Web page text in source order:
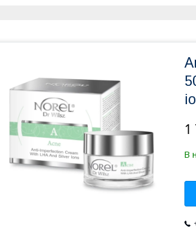
1
В